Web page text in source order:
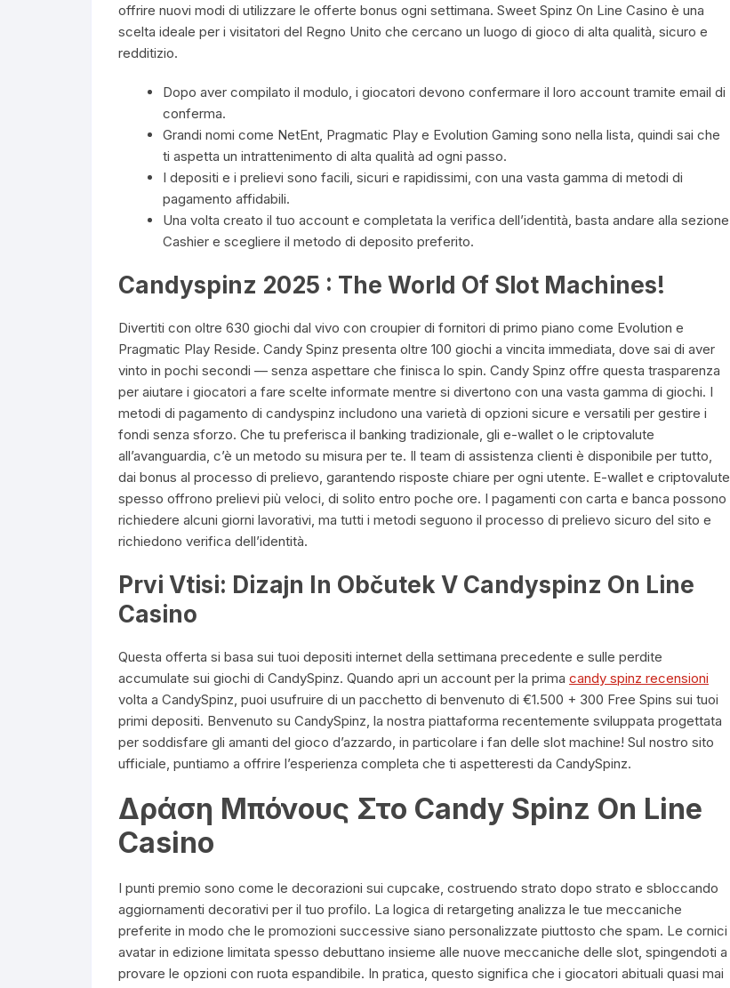
offrire nuovi modi di utilizzare le offerte bonus ogni settimana. Sweet Spinz On Line Casino è una
scelta ideale per i visitatori del Regno Unito che cercano un luogo di gioco di alta qualità, sicuro e
redditizio.
Dopo aver compilato il modulo, i giocatori devono confermare il loro account tramite email di
conferma.
Grandi nomi come NetEnt, Pragmatic Play e Evolution Gaming sono nella lista, quindi sai che
ti aspetta un intrattenimento di alta qualità ad ogni passo.
I depositi e i prelievi sono facili, sicuri e rapidissimi, con una vasta gamma di metodi di
pagamento affidabili.
Una volta creato il tuo account e completata la verifica dell’identità, basta andare alla sezione
Cashier e scegliere il metodo di deposito preferito.
Candyspinz 2025 : The World Of Slot Machines!
Divertiti con oltre 630 giochi dal vivo con croupier di fornitori di primo piano come Evolution e
Pragmatic Play Reside. Candy Spinz presenta oltre 100 giochi a vincita immediata, dove sai di aver
vinto in pochi secondi — senza aspettare che finisca lo spin. Candy Spinz offre questa trasparenza
per aiutare i giocatori a fare scelte informate mentre si divertono con una vasta gamma di giochi. I
metodi di pagamento di candyspinz includono una varietà di opzioni sicure e versatili per gestire i
fondi senza sforzo. Che tu preferisca il banking tradizionale, gli e-wallet o le criptovalute
all’avanguardia, c’è un metodo su misura per te. Il team di assistenza clienti è disponibile per tutto,
dai bonus al processo di prelievo, garantendo risposte chiare per ogni utente. E-wallet e criptovalute
spesso offrono prelievi più veloci, di solito entro poche ore. I pagamenti con carta e banca possono
richiedere alcuni giorni lavorativi, ma tutti i metodi seguono il processo di prelievo sicuro del sito e
richiedono verifica dell’identità.
Prvi Vtisi: Dizajn In Občutek V Candyspinz On Line
Casino
Questa offerta si basa sui tuoi depositi internet della settimana precedente e sulle perdite
accumulate sui giochi di CandySpinz. Quando apri un account per la prima candy spinz recensioni
volta a CandySpinz, puoi usufruire di un pacchetto di benvenuto di €1.500 + 300 Free Spins sui tuoi
primi depositi. Benvenuto su CandySpinz, la nostra piattaforma recentemente sviluppata progettata
per soddisfare gli amanti del gioco d’azzardo, in particolare i fan delle slot machine! Sul nostro sito
ufficiale, puntiamo a offrire l’esperienza completa che ti aspetteresti da CandySpinz.
Δράση Μπόνους Στο Candy Spinz On Line
Casino
I punti premio sono come le decorazioni sui cupcake, costruendo strato dopo strato e sbloccando
aggiornamenti decorativi per il tuo profilo. La logica di retargeting analizza le tue meccaniche
preferite in modo che le promozioni successive siano personalizzate piuttosto che spam. Le cornici
avatar in edizione limitata spesso debuttano insieme alle nuove meccaniche delle slot, spingendoti a
provare le opzioni con ruota espandibile. In pratica, questo significa che i giocatori abituali quasi mai